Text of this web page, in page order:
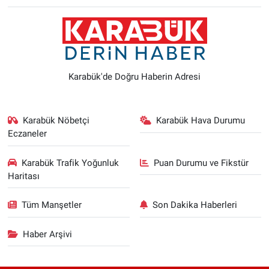
Karabük'de Doğru Haberin Adresi
Karabük Nöbetçi
Eczaneler
Karabük Hava Durumu
Karabük Trafik Yoğunluk
Haritası
Puan Durumu ve Fikstür
Tüm Manşetler Son Dakika Haberleri
Haber Arşivi